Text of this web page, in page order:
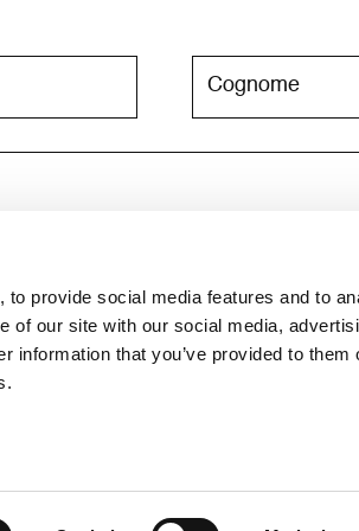
provide social media features and to
of our site with our social media,
information that you’ve provided to them
informazioni consulta l'